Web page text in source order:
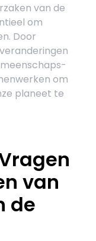
van de
om
Door
om
planeet te
van
de